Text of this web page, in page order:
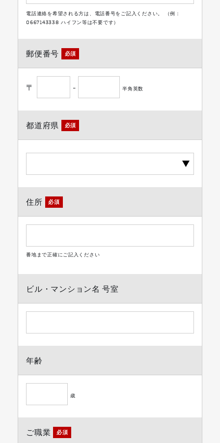
電話連絡を希望される方は、電話番号をご記入ください。 （例：
0667143338 ハイフン等は不要です）
郵便番号 必須
〒 - 半角英数
都道府県 必須
住所 必須
番地まで正確にご記入ください
ビル・マンション名 号室
年齢
歳
ご職業 必須